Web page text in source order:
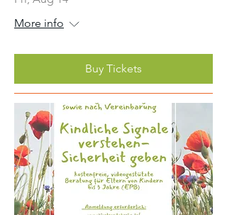
More info
Buy Tickets